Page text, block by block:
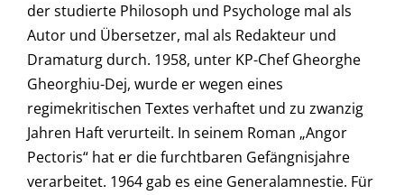
der studierte Philosoph und Psychologe mal als
Autor und Übersetzer, mal als Redakteur und
Dramaturg durch. 1958, unter KP-Chef Gheorghe
Gheorghiu-Dej, wurde er wegen eines
regimekritischen Textes verhaftet und zu zwanzig
Jahren Haft verurteilt. In seinem Roman „Angor
Pectoris“ hat er die furchtbaren Gefängnisjahre
verarbeitet. 1964 gab es eine Generalamnestie. Für